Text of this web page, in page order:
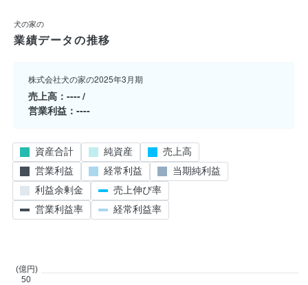
犬の家の
業績データの推移
株式会社犬の家の2025年3月期
売上高
----
営業利益
----
(億円)
50
資産合計 純資産
売上高
営業利益
経常利益
当期純利益
利益余剰金
売上伸び率
営業利益率
経常利益率